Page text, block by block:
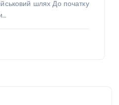
шлях До початку